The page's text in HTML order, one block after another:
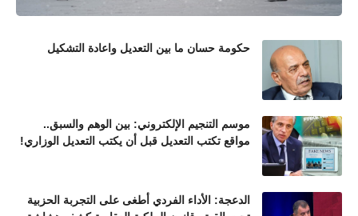
حكومة حسان ما بين التعديل واعادة التشكيل
موسم التنجيم الإلكتروني: بين الوهم والسبق..
مواقع تكتب التعديل قبل أن يكتب التعديل الوزاري!
الدعجة: الأداء الفردي أطغى على التجربة الحزبية